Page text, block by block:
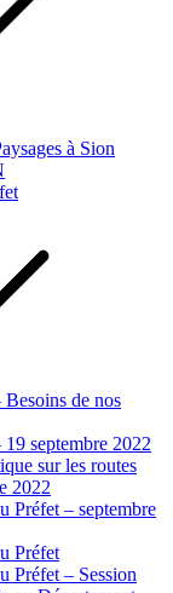
à Sion
Besoins de nos
septembre 2022
sur les routes
2022
Préfet – septembre
Préfet
Préfet – Session